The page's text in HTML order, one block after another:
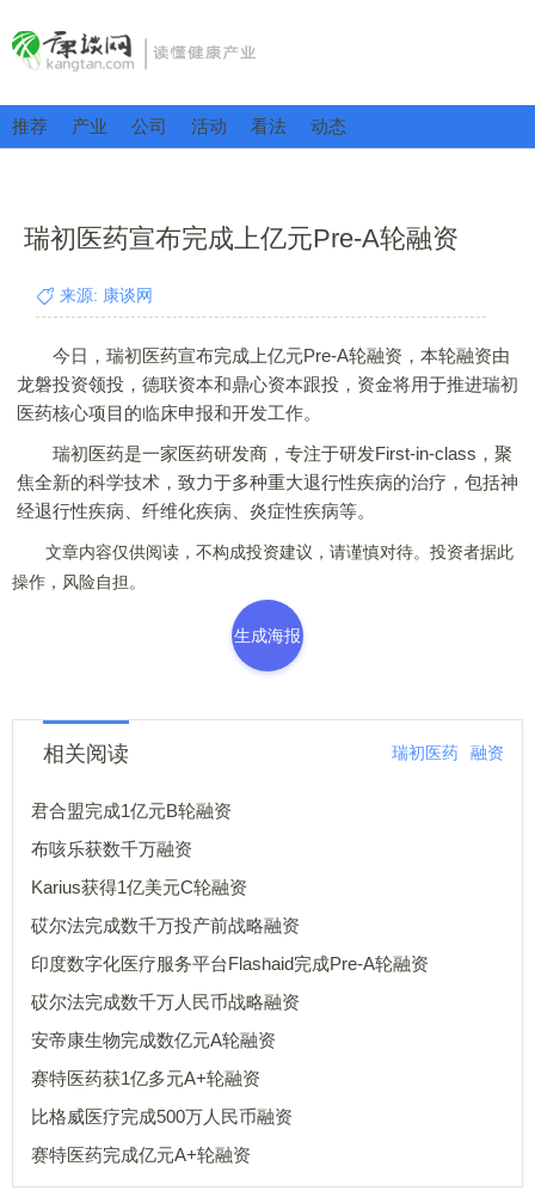
推荐 产业 公司 活动 看法 动态
瑞初医药宣布完成上亿元Pre-A轮融资
来源: 康谈网
今日，瑞初医药宣布完成上亿元Pre-A轮融资，本轮融资由
龙磐投资领投，德联资本和鼎心资本跟投，资金将用于推进瑞初
医药核心项目的临床申报和开发工作。
瑞初医药是一家医药研发商，专注于研发First-in-class，聚
焦全新的科学技术，致力于多种重大退行性疾病的治疗，包括神
经退行性疾病、纤维化疾病、炎症性疾病等。
文章内容仅供阅读，不构成投资建议，请谨慎对待。投资者据此
操作，风险自担。
生成海报
相关阅读 瑞初医药 融资
君合盟完成1亿元B轮融资
布咳乐获数千万融资
Karius获得1亿美元C轮融资
砹尔法完成数千万投产前战略融资
印度数字化医疗服务平台Flashaid完成Pre-A轮融资
砹尔法完成数千万人民币战略融资
安帝康生物完成数亿元A轮融资
赛特医药获1亿多元A+轮融资
比格威医疗完成500万人民币融资
赛特医药完成亿元A+轮融资